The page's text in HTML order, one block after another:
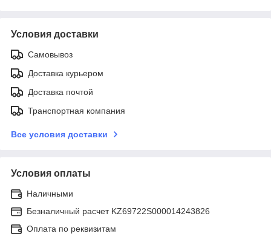
Условия доставки
Самовывоз
Доставка курьером
Доставка почтой
Транспортная компания
Все условия доставки
Условия оплаты
Наличными
Безналичный расчет KZ69722S000014243826
Оплата по реквизитам